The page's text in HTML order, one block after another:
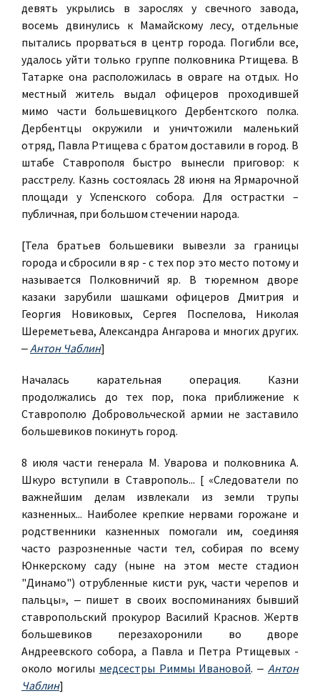
девять укрылись в зарослях у свечного завода,
восемь двинулись к Мамайскому лесу, отдельные
пытались прорваться в центр города. Погибли все,
удалось уйти только группе полковника Ртищева. В
Татарке она расположилась в овраге на отдых. Но
местный житель выдал офицеров проходившей
мимо части большевицкого Дербентского полка.
Дербентцы окружили и уничтожили маленький
отряд, Павла Ртищева с братом доставили в город. В
штабе Ставрополя быстро вынесли приговор: к
расстрелу. Казнь состоялась 28 июня на Ярмарочной
площади у Успенского собора. Для острастки –
публичная, при большом стечении народа.
[Тела братьев большевики вывезли за границы
города и сбросили в яр - с тех пор это место потому и
называется Полковничий яр. В тюремном дворе
казаки зарубили шашками офицеров Дмитрия и
Георгия Новиковых, Сергея Поспелова, Николая
Шереметьева, Александра Ангарова и многих других.
‒Антон Чаблин]
Началась карательная операция. Казни
продолжались до тех пор, пока приближение к
Ставрополю Добровольческой армии не заставило
большевиков покинуть город.
8 июля части генерала М. Уварова и полковника А.
Шкуро вступили в Ставрополь... [ «Следователи по
важнейшим делам извлекали из земли трупы
казненных... Наиболее крепкие нервами горожане и
родственники казненных помогали им, соединяя
часто разрозненные части тел, собирая по всему
Юнкерскому саду (ныне на этом месте стадион
"Динамо") отрубленные кисти рук, части черепов и
пальцы», ‒ пишет в своих воспоминаниях бывший
ставропольский прокурор Василий Краснов. Жертв
большевиков перезахоронили во дворе
Андреевского собора, а Павла и Петра Ртищевых -
около могилы медсестры Риммы Ивановой. ‒Антон
Чаблин]